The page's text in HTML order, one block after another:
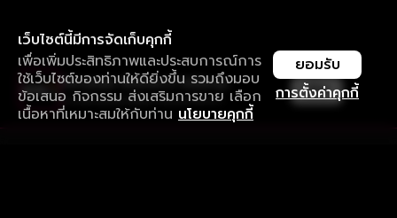
เว็บไซต์นี้มีการจัดเก็บคุกกี้
เพื่อเพิ่มประสิทธิภาพและประสบการณ์การ
ใช้เว็บไซต์ของท่านให้ดียิ่งขึ้น รวมถึงมอบ
ข้อเสนอ กิจกรรม ส่งเสริมการขาย เลือก
เนื้อหาที่เหมาะสมให้กับท่าน นโยบายคุกกี้
การตั้งค่าคุกกี้
ยอมรับ
ใช้งานแอป ลื่นไหลกว่า ไม่มีสะดุด
ดาวน์โหลดแอปเพื่อการรับชมที่ดีกว่า เปิด